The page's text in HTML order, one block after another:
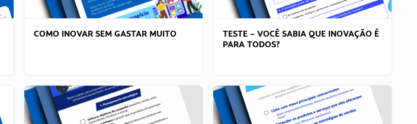
COMO INOVAR SEM GASTAR MUITO
TESTE – VOCÊ SABIA QUE INOVAÇÃO É
PARA TODOS?